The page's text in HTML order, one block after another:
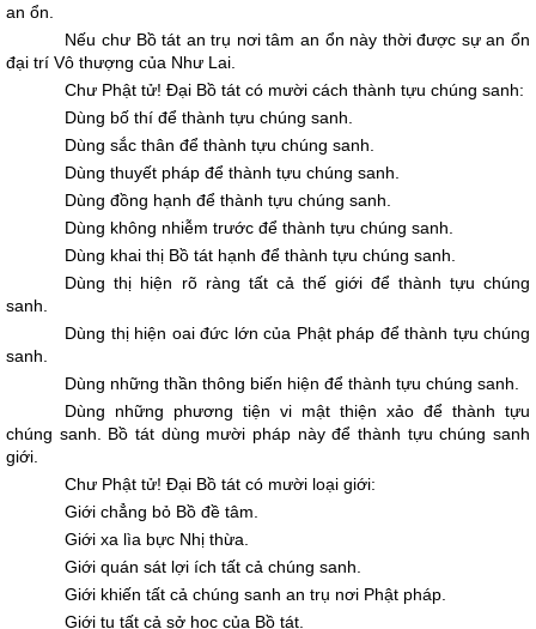
an ổn.
Nếu chư Bồ tát an trụ nơi tâm an ổn này thời được sự an ổn
đại trí Vô thượng của Như Lai.
Chư Phật tử! Ðại Bồ tát có mười cách thành tựu chúng sanh:
Dùng bố thí để thành tựu chúng sanh.
Dùng sắc thân để thành tựu chúng sanh.
Dùng thuyết pháp để thành tựu chúng sanh.
Dùng đồng hạnh để thành tựu chúng sanh.
Dùng không nhiễm trước để thành tựu chúng sanh.
Dùng khai thị Bồ tát hạnh để thành tựu chúng sanh.
Dùng thị hiện rõ ràng tất cả thế giới để thành tựu chúng
sanh.
Dùng thị hiện oai đức lớn của Phật pháp để thành tựu chúng
sanh.
Dùng những thần thông biến hiện để thành tựu chúng sanh.
Dùng những phương tiện vi mật thiện xảo để thành tựu
chúng sanh. Bồ tát dùng mười pháp này để thành tựu chúng sanh
giới.
Chư Phật tử! Ðại Bồ tát có mười loại giới:
Giới chẳng bỏ Bồ đề tâm.
Giới xa lìa bực Nhị thừa.
Giới quán sát lợi ích tất cả chúng sanh.
Giới khiến tất cả chúng sanh an trụ nơi Phật pháp.
Giới tu tất cả sở học của Bồ tát.